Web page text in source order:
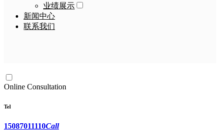
业绩展示
新闻中心
联系我们
Online Consultation
Tel
15087011110Call